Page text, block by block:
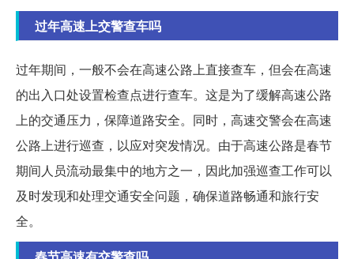
过年高速上交警查车吗
过年期间，一般不会在高速公路上直接查车，但会在高速
的出入口处设置检查点进行查车。这是为了缓解高速公路
上的交通压力，保障道路安全。同时，高速交警会在高速
公路上进行巡查，以应对突发情况。由于高速公路是春节
期间人员流动最集中的地方之一，因此加强巡查工作可以
及时发现和处理交通安全问题，确保道路畅通和旅行安
全。